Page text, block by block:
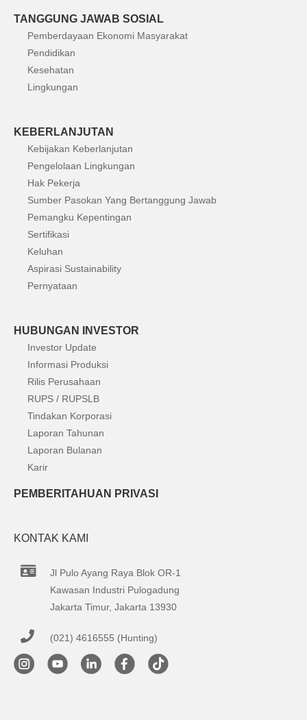
TANGGUNG JAWAB SOSIAL
Pemberdayaan Ekonomi Masyarakat
Pendidikan
Kesehatan
Lingkungan
KEBERLANJUTAN
Kebijakan Keberlanjutan
Pengelolaan Lingkungan
Hak Pekerja
Sumber Pasokan Yang Bertanggung Jawab
Pemangku Kepentingan
Sertifikasi
Keluhan
Aspirasi Sustainability
Pernyataan
HUBUNGAN INVESTOR
Investor Update
Informasi Produksi
Rilis Perusahaan
RUPS / RUPSLB
Tindakan Korporasi
Laporan Tahunan
Laporan Bulanan
Karir
PEMBERITAHUAN PRIVASI
KONTAK KAMI
Jl Pulo Ayang Raya Blok OR-1
Kawasan Industri Pulogadung
Jakarta Timur, Jakarta 13930
(021) 4616555 (Hunting)